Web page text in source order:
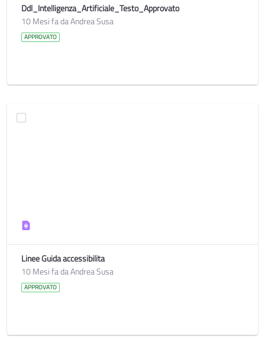
Ddl_Intelligenza_Artificiale_Testo_Approvato
10 Mesi fa da Andrea Susa
APPROVATO
Linee Guida accessibilita
10 Mesi fa da Andrea Susa
APPROVATO